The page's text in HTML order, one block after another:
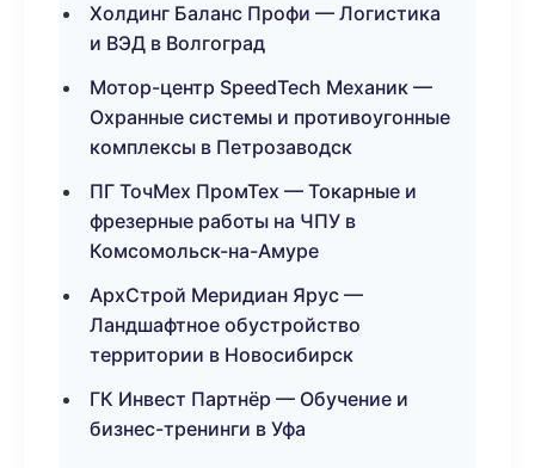
Холдинг Баланс Профи — Логистика
и ВЭД в Волгоград
Мотор-центр SpeedTech Механик —
Охранные системы и противоугонные
комплексы в Петрозаводск
ПГ ТочМех ПромТех — Токарные и
фрезерные работы на ЧПУ в
Комсомольск-на-Амуре
АрхСтрой Меридиан Ярус —
Ландшафтное обустройство
территории в Новосибирск
ГК Инвест Партнёр — Обучение и
бизнес-тренинги в Уфа